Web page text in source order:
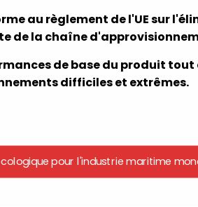
au règlement de l'UE sur
de la chaîne
de base du produit
difficiles et extrêmes.
pour l'industrie maritime